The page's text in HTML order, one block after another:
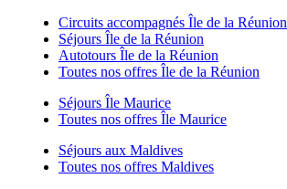
Circuits accompagnés Île de la Réunion
Séjours Île de la Réunion
Autotours Île de la Réunion
Toutes nos offres Île de la Réunion
Séjours Île Maurice
Toutes nos offres Île Maurice
Séjours aux Maldives
Toutes nos offres Maldives